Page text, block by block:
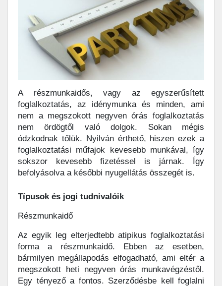
A részmunkaidős, vagy az egyszerűsített
foglalkoztatás, az idénymunka és minden, ami
nem a megszokott negyven órás foglalkoztatás
nem ördögtől való dolgok. Sokan mégis
ódzkodnak tőlük. Nyilván érthető, hiszen ezek a
foglalkoztatási műfajok kevesebb munkával, így
sokszor kevesebb fizetéssel is járnak. Így
befolyásolva a későbbi nyugellátás összegét is.
Típusok és jogi tudnivalóik
Részmunkaidő
Az egyik leg elterjedtebb atipikus foglalkoztatási
forma a részmunkaidő. Ebben az esetben,
bármilyen megállapodás elfogadható, ami eltér a
megszokott heti negyven órás munkavégzéstől.
Egy tényező a fontos. Szerződésbe kell foglalni